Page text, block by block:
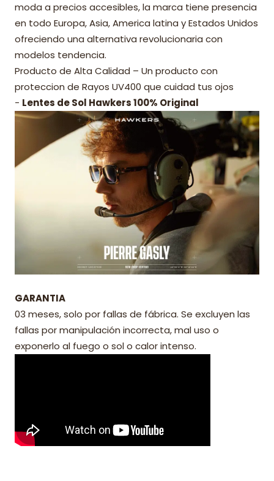
moda a precios accesibles, la marca tiene presencia
en todo Europa, Asia, America latina y Estados Unidos
ofreciendo una alternativa revolucionaria con
modelos tendencia.
Producto de Alta Calidad – Un producto con
proteccion de Rayos UV400 que cuidad tus ojos
- Lentes de Sol Hawkers 100% Original
GARANTIA
03 meses, solo por fallas de fábrica. Se excluyen las
fallas por manipulación incorrecta, mal uso o
exponerlo al fuego o sol o calor intenso.